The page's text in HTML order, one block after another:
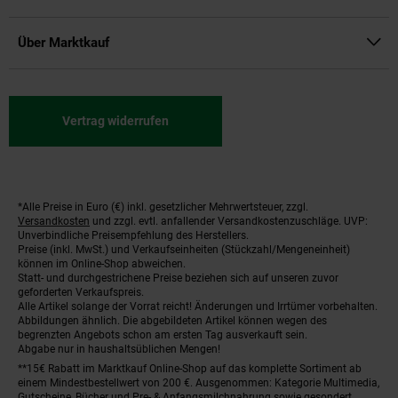
Über Marktkauf
Vertrag widerrufen
Fußnoten
*Alle Preise in Euro (€) inkl. gesetzlicher Mehrwertsteuer, zzgl.
Versandkosten und zzgl. evtl. anfallender Versandkostenzuschläge. UVP:
Unverbindliche Preisempfehlung des Herstellers.
Preise (inkl. MwSt.) und Verkaufseinheiten (Stückzahl/Mengeneinheit)
können im Online-Shop abweichen.
Statt- und durchgestrichene Preise beziehen sich auf unseren zuvor
geforderten Verkaufspreis.
Alle Artikel solange der Vorrat reicht! Änderungen und Irrtümer vorbehalten.
Abbildungen ähnlich. Die abgebildeten Artikel können wegen des
begrenzten Angebots schon am ersten Tag ausverkauft sein.
Abgabe nur in haushaltsüblichen Mengen!
**15€ Rabatt im Marktkauf Online-Shop auf das komplette Sortiment ab
einem Mindestbestellwert von 200 €. Ausgenommen: Kategorie Multimedia,